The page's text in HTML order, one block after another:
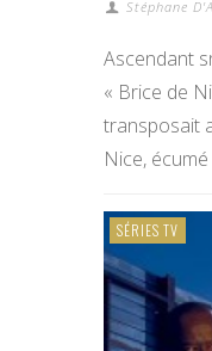
Stéphane
Ascendant
« Brice de
transposait
Nice,
SÉRIES TV